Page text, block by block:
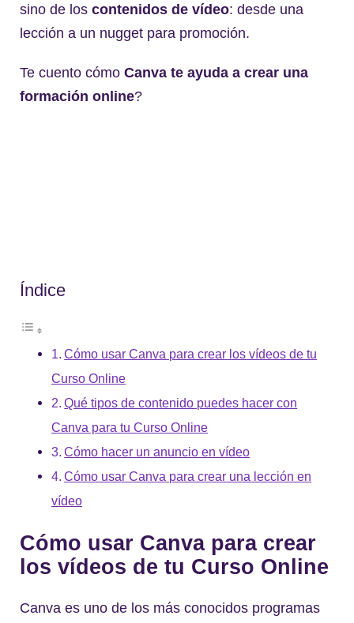
sino de los contenidos de vídeo: desde una
lección a un nugget para promoción.
Te cuento cómo Canva te ayuda a crear una
formación online?
Índice
Cómo usar Canva para crear los vídeos de tu
Curso Online
Qué tipos de contenido puedes hacer con
Canva para tu Curso Online
Cómo hacer un anuncio en vídeo
Cómo usar Canva para crear una lección en
vídeo
Cómo usar Canva para crear
los vídeos de tu Curso Online
Canva es uno de los más conocidos programas